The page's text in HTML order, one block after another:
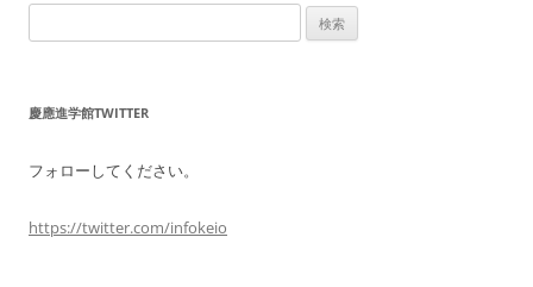
索:
慶應進学館TWITTER
フォローしてください。
https://twitter.com/infokeio